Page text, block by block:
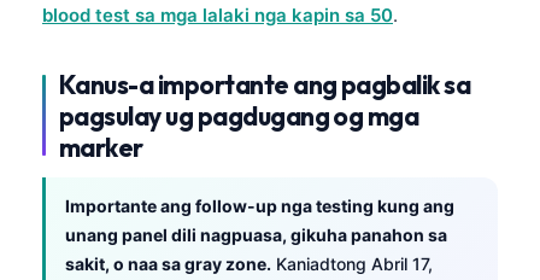
blood test sa mga lalaki nga kapin sa 50.
Kanus-a importante ang pagbalik sa
pagsulay ug pagdugang og mga
marker
Importante ang follow-up nga testing kung ang
unang panel dili nagpuasa, gikuha panahon sa
sakit, o naa sa gray zone. Kaniadtong Abril 17,
Hrvatski
پښتو
سنڌي
অসমীয়া